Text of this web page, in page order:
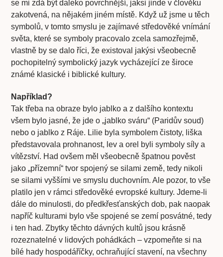
se mi zdá být daleko povrchnější, jaksi jinde v člověku
zakotvená, na nějakém jiném místě. Když už jsme u těch
symbolů, v tomto smyslu je zajímavé středověké vnímání
světa, které se symboly pracovalo zcela samozřejmě,
vlastně by se dalo říci, že existoval jakýsi všeobecně
pochopitelný symbolický jazyk vycházející ze široce
známé klasické i biblické kultury.
Například?
Tak třeba na obraze bylo jablko a z dalšího kontextu
všem bylo jasné, že jde o „jablko sváru“ (Paridův soud)
nebo o jablko z Ráje. Lilie byla symbolem čistoty, liška
představovala prohnanost, lev a orel byli symboly síly a
vítězství. Had ovšem měl všeobecně špatnou pověst
jako „přízemní“ tvor spojený se silami země, tedy nikoli
se silami vyššími ve smyslu duchovním. Ale pozor, to vše
platilo jen v rámci středověké evropské kultury. Jdeme-li
dále do minulosti, do předkřesťanských dob, pak naopak
napříč kulturami bylo vše spojené se zemí posvátné, tedy
i ten had. Zbytky těchto dávných kultů jsou krásně
rozeznatelné v lidových pohádkách – vzpomeňte si na
bílé hady hospodáříčky, ochraňující stavení, na všechny